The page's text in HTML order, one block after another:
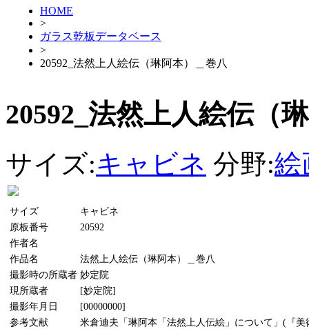
HOME
>
ガラス乾板データベース
>
20592_法然上人絵伝（琳阿本）＿巻八
20592_法然上人絵伝（
サイズ:キャビネ 分野:絵
サイズ
キャビネ
原板番号
20592
作者名
作品名
法然上人絵伝（琳阿本）＿巻八
撮影時の所蔵者 妙定院
現所蔵者
[妙定院]
撮影年月日
[00000000]
参考文献
米倉迪夫「琳阿本「法然上人伝絵」について」(『美